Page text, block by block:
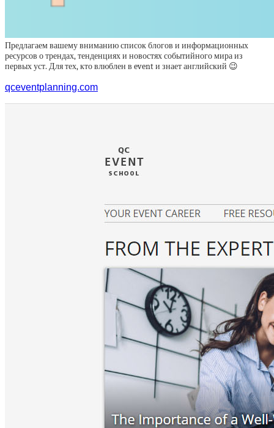
Предлагаем вашему вниманию список блогов и информационных
ресурсов о трендах, тенденциях и новостях событийного мира из
первых уст. Для тех, кто влюблен в event и знает английский 😉
qceventplanning.com